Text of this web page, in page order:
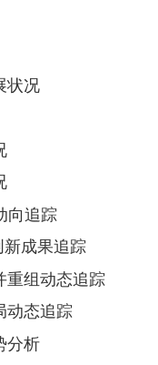
状况
向追踪
成果追踪
重组动态追踪
动态追踪
分析